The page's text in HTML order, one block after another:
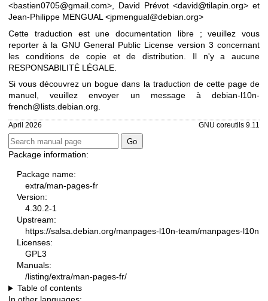
<bastien0705@gmail.com>, David Prévot <david@tilapin.org> et
Jean-Philippe MENGUAL <jpmengual@debian.org>
Cette traduction est une documentation libre ; veuillez vous
reporter à la GNU General Public License version 3 concernant
les conditions de copie et de distribution. Il n'y a aucune
RESPONSABILITÉ LÉGALE.
Si vous découvrez un bogue dans la traduction de cette page de
manuel, veuillez envoyer un message à debian-l10n-
french@lists.debian.org
April 2026 GNU coreutils 9.11
Package information:
Package name:
extra/man-pages-fr
Version:
4.30.2-1
Upstream:
https://salsa.debian.org/manpages-l10n-team/manpages-l10n
Licenses:
GPL3
Manuals:
/listing/extra/man-pages-fr/
Table of contents